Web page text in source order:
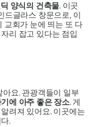
양식의 건축물. 이곳
드글라스 창문으로, 이
교회가 눈에 띄는 또 다
리 잡고 있다는 점입
요. 관광객들이 일부
에 아주 좋은 장소. 게
려져 있어요. 이곳에는
.